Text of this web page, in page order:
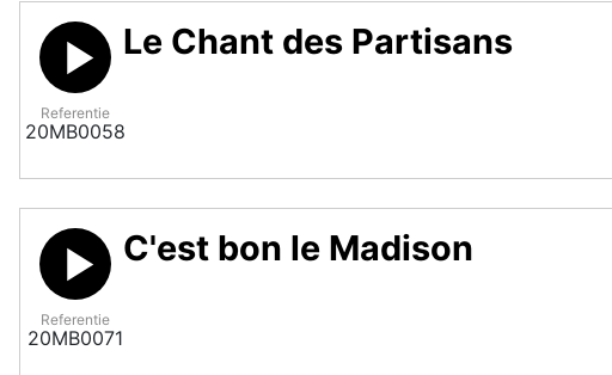
Referentie
20MB0058
Le Chant des Partisans
Referentie
20MB0071
C'est bon le Madison